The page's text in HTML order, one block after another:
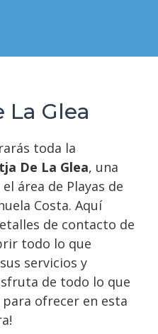
La Glea
toda la
De La Glea, una
área de Playas de
Costa. Aquí
de contacto de
todo lo que
servicios y
de todo lo que
para ofrecer en esta